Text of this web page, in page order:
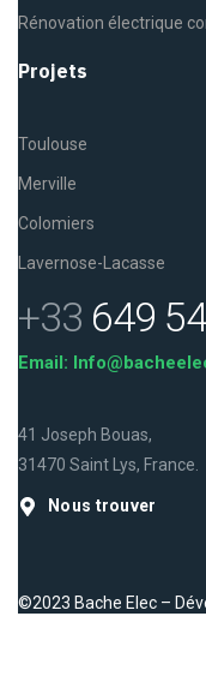
Rénovation électrique
Projets
Toulouse
Merville
Colomiers
Lavernose-Lacasse
+33 649
Email:
41 Joseph Bouas,
31470 Saint Lys, France.
Nous trouver
©2023 Bache Elec –